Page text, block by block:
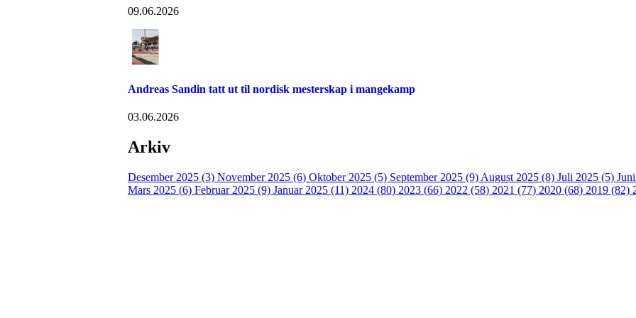
09.06.2026
Andreas Sandin tatt ut til nordisk mesterskap i mangekamp
03.06.2026
Arkiv
Desember 2025 (3) November 2025 (6) Oktober 2025 (5) September 2025 (9) August 2025 (8) Juli 2025 (5)
Mars 2025 (6) Februar 2025 (9) Januar 2025 (11) 2024 (80) 2023 (66) 2022 (58) 2021 (77) 2020 (68) 2019 (82)